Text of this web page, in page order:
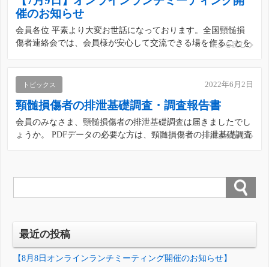
催のお知らせ
会員各位 平素より大変お世話になっております。全国頸髄損
傷者連絡会では、会員様が安心して交流できる場を作ることを
知りたい情報を入手する機会です。なによりも気軽にコミュニ
[…]
続きを読む
トピックス 2022年6月2日
頸髄損傷者の排泄基礎調査・調査報告書
会員のみなさま、頸髄損傷者の排泄基礎調査は届きましたでし
ょうか。 PDFデータの必要な方は、頸髄損傷者の排泄基礎調査
続きを読む
最近の投稿
【8月8日オンラインランチミーティング開催のお知らせ】